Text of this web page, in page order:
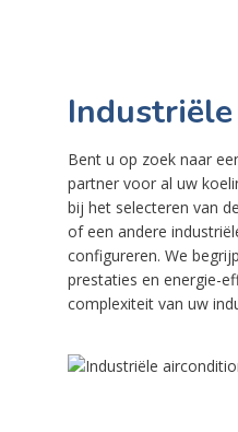
Bent u op zoek naar
partner voor al uw
bij het selecteren van
of een andere
configureren. We
prestaties en energie-
complexiteit van uw